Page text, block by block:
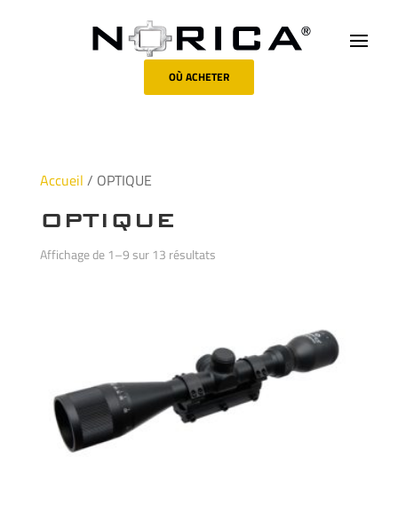
OÙ ACHETER
Accueil / OPTIQUE
OPTIQUE
Affichage de 1–9 sur 13 résultats